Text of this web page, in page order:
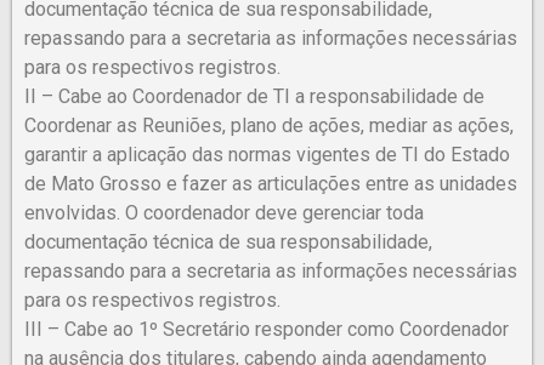
documentação técnica de sua responsabilidade,
repassando para a secretaria as informações necessárias
para os respectivos registros.
II – Cabe ao Coordenador de TI a responsabilidade de
Coordenar as Reuniões, plano de ações, mediar as ações,
garantir a aplicação das normas vigentes de TI do Estado
de Mato Grosso e fazer as articulações entre as unidades
envolvidas. O coordenador deve gerenciar toda
documentação técnica de sua responsabilidade,
repassando para a secretaria as informações necessárias
para os respectivos registros.
III – Cabe ao 1º Secretário responder como Coordenador
na ausência dos titulares, cabendo ainda agendamento